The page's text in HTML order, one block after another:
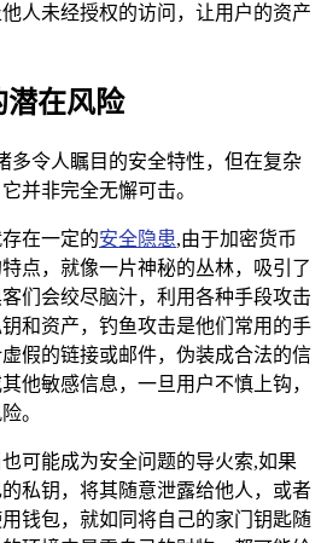
人未经授权的访问，让用户的资产
潜在风险
多令人瞩目的安全特性，但在复杂
并非完全无懈可击。
在一定的安全隐患,由于加密货币
点，就像一片神秘的丛林，吸引了
们会绞尽脑汁，利用各种手段攻击
和资产，钓鱼攻击是他们常用的手
假的链接或邮件，伪装成合法的信
他敏感信息，一旦用户不慎上钩，
。
可能成为安全问题的导火索,如果
私钥，将其随意泄露给他人，或者
钱包，就如同将自己的家门钥匙随